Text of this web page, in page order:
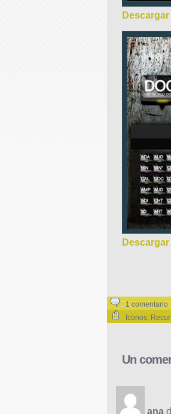
1 comentario
Iconos,
Un
ana